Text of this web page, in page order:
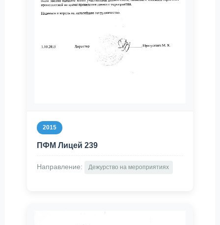
2015
ПФМ Лицей 239
Направление: Дежурство на мероприятиях